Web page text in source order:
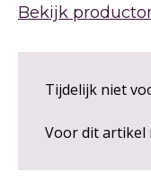
Bekijk
Tijdelijk niet
Voor dit artikel